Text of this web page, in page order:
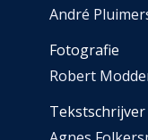
André
Fotografie
Robert
Tekstschrijver